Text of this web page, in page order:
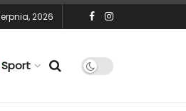
2026
Sport